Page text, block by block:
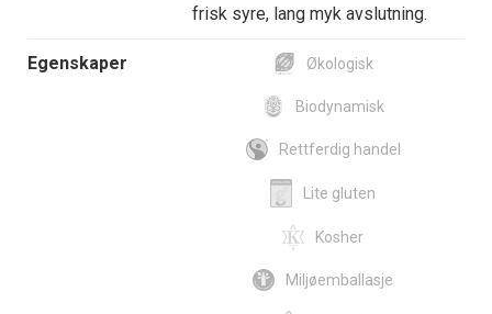
frisk syre, lang myk avslutning.
Egenskaper Økologisk
Biodynamisk
Rettferdig handel
Lite gluten
Kosher
Miljøemballasje